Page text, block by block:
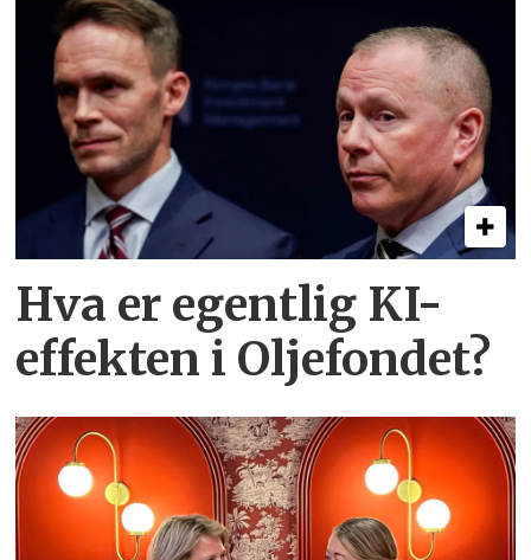
Hva er egentlig KI-
effekten i Oljefondet?